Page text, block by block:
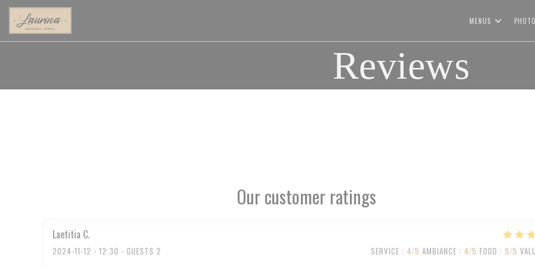
Personalizing your cookie choices
MENUS
Reviews
Our customer ratings
Laetitia C
2024-11-12 - 12:30 - GUESTS 2 SERVICE : 4/5 AMBIANCE : 4/5 FOOD : 5/5